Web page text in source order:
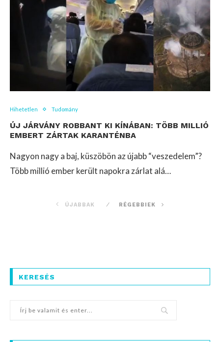
Hihetetlen Tudomány
ÚJ JÁRVÁNY ROBBANT KI KÍNÁBAN: TÖBB MILLIÓ
EMBERT ZÁRTAK KARANTÉNBA
Nagyon nagy a baj, küszöbön az újabb “veszedelem”?
Több millió ember került napokra zárlat alá…
ÚJABBAK RÉGEBBIEK
KERESÉS